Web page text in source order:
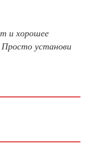
и хорошее
установи